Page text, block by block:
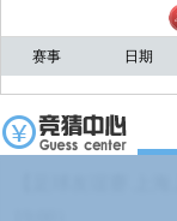
赛事 日期